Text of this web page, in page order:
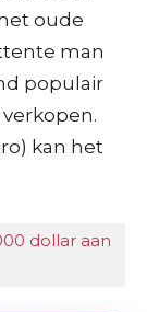
oude
man
populair
kan het
dollar aan